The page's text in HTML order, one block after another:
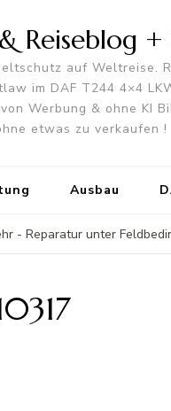
Reiseblog
auf Weltreise.
im DAF T244 4×4
Werbung & ohne KI
etwas zu verkaufen !
Ausbau
- Reparatur unter